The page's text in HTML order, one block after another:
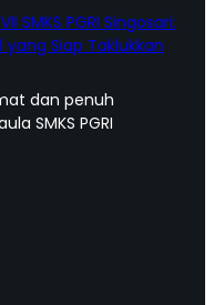
m
SMKS PGRI Singosari:
yang Siap Taklukkan
dan penuh
SMKS PGRI